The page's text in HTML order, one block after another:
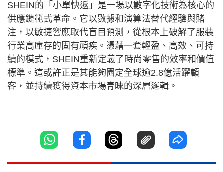
SHEIN的「小單快返」是一場以數字化技術為核心的
供應鏈範式革命。它以數據和演算法替代經驗與賭
注，以敏捷響應取代盲目預測，從根本上破解了服裝
行業高庫存的固有頑疾。憑藉一套輕盈、高效、可持
續的模式，SHEIN重新定義了時尚零售的效率和價值
標準。這或許正是其能夠圈定全球逾2.8億活躍顧
客，並持續獲得資本市場青睞的深層邏輯。